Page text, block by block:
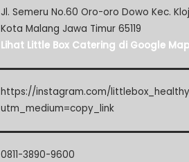
Jl. Semeru No.60 Oro-oro Dowo Kec.
Kota Malang Jawa Timur 65119
Lihat Little Box Catering di Google Map
https://instagram.com/
utm_medium=copy_link
0811-3890-9600